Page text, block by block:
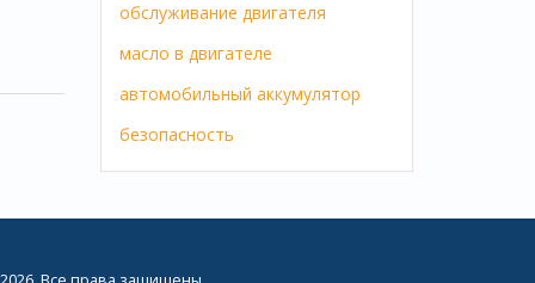
обслуживание двигателя
масло в двигателе
автомобильный аккумулятор
безопасность